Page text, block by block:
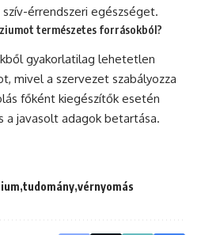
érrendszeri egészséget.
természetes forrásokból?
gyakorlatilag lehetetlen
mivel a szervezet szabályozza
főként kiegészítők esetén
javasolt adagok betartása.
tudomány vérnyomás